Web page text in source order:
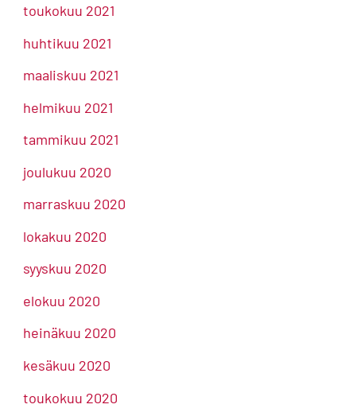
toukokuu 2021
huhtikuu 2021
maaliskuu 2021
helmikuu 2021
tammikuu 2021
joulukuu 2020
marraskuu 2020
lokakuu 2020
syyskuu 2020
elokuu 2020
heinäkuu 2020
kesäkuu 2020
toukokuu 2020